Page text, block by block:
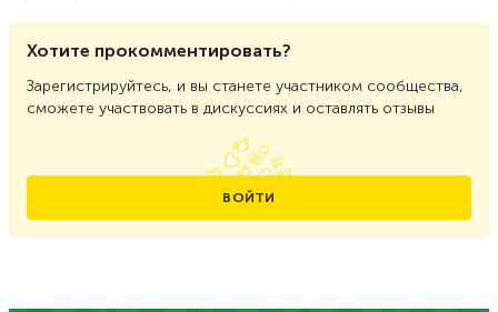
Хотите прокомментировать?
Зарегистрируйтесь, и вы станете участником сообщества,
сможете участвовать в дискуссиях и оставлять отзывы
ВОЙТИ